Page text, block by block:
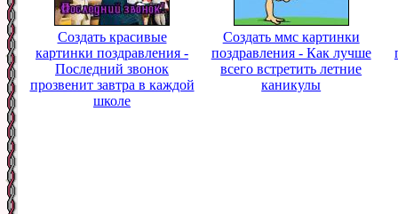
Создать красивые
картинки поздравления -
Последний звонок
прозвенит завтра в каждой
школе
Создать ммс картинки
поздравления - Как лучше
всего встретить летние
каникулы